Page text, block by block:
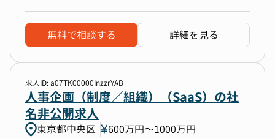
無料で相談する 詳細を見る
求人ID: a07TK00000InzzrYAB
人事企画（制度／組織）（SaaS）の社
名非公開求人
東京都中央区 600万円〜1000万円